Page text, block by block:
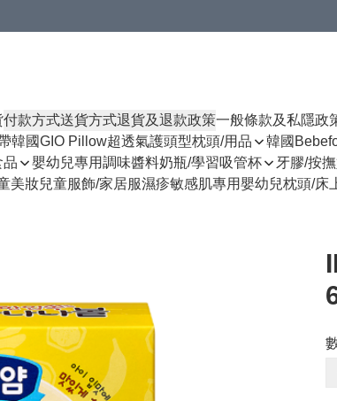
付款方式送貨方式退貨及退款政策一般條款及私隱政
韓國GIO Pillow超透氣護頭型枕頭/用品 韓國
品
嬰幼兒專用調味醬料奶瓶/學習吸管杯 牙膠/按
美妝兒童服飾/家居服濕疹敏感肌專用嬰幼兒枕頭/床